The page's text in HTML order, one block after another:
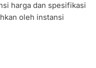
harga dan spesifikasi
oleh instansi